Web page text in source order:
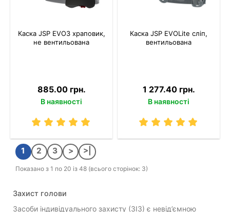
Каска JSP EVO3 храповик,
не вентильована
885.00 грн.
В наявності
Каска JSP EVOLite сліп,
вентильована
1 277.40 грн.
В наявності
1 2 3 > >|
Показано з 1 по 20 із 48 (всього сторінок: 3)
Захист голови
Засоби індивідуального захисту (ЗІЗ) є невід’ємною